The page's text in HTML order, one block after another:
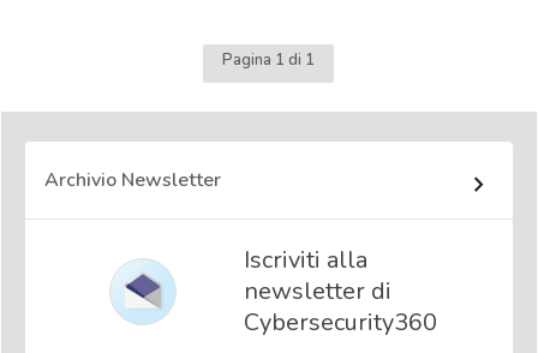
Pagina 1 di 1
Archivio Newsletter
Iscriviti alla
newsletter di
Cybersecurity360